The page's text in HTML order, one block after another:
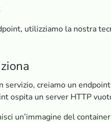
utilizziamo la nostra
servizio, creiamo un
ospita un server HTTP
un’immagine del